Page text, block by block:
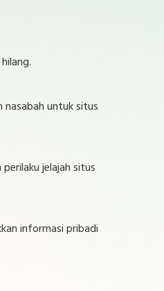
untuk situs
jelajah situs
informasi pribadi